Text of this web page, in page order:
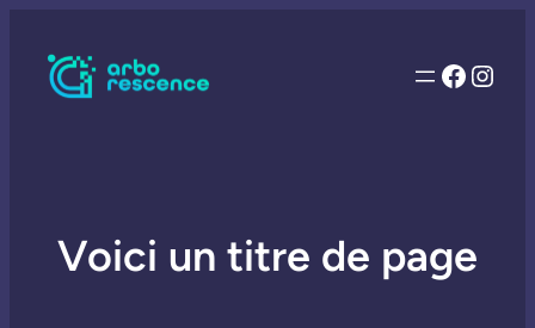
Voici un titre de page